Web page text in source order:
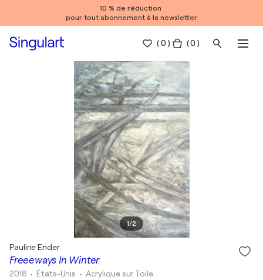
10 % de réduction
pour tout abonnement à la newsletter
(0 ) ( 0 )
1/2
Freeeways In Winter
Pauline Ender
2018 • États-Unis • Acrylique sur Toile